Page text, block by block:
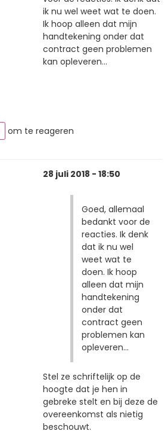
ik nu wel weet wat te doen.
Ik hoop alleen dat mijn
handtekening onder dat
contract geen problemen
kan opleveren...
om te reageren
28 juli 2018 - 18:50
Goed, allemaal
bedankt voor de
reacties. Ik denk
dat ik nu wel
weet wat te
doen. Ik hoop
alleen dat mijn
handtekening
onder dat
contract geen
problemen kan
opleveren...
Stel ze schriftelijk op de
hoogte dat je hen in
gebreke stelt en bij deze de
overeenkomst als nietig
beschouwt.